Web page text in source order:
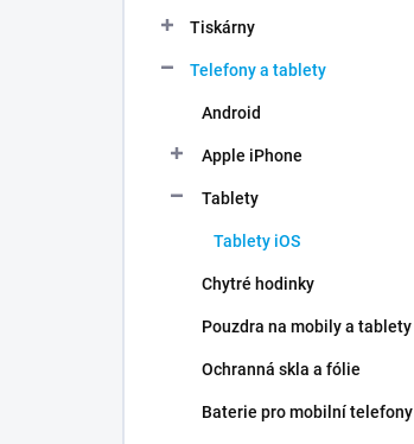
Tiskárny
Telefony a tablety
Android
Apple iPhone
Tablety
Tablety iOS
Chytré hodinky
Pouzdra na mobily a tablety
Ochranná skla a fólie
Baterie pro mobilní telefony